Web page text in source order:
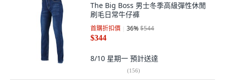
The Big Boss 男士冬季高級彈性休閒
刷毛日常牛仔褲
首購折扣價 36%$544
$344
8/10 星期一 預計送達
(156)